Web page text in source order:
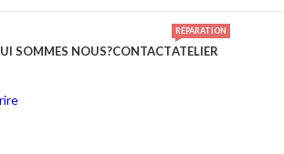
SOMMES NOUS?CONTACTATELIER
RÉPARATION